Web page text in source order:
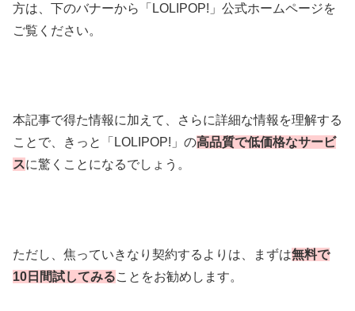
方は、下のバナーから「LOLIPOP!」公式ホームページを
ご覧ください。
本記事で得た情報に加えて、さらに詳細な情報を理解する
ことで、きっと「LOLIPOP!」の高品質で低価格なサービ
スに驚くことになるでしょう。
ただし、焦っていきなり契約するよりは、まずは無料で
10日間試してみることをお勧めします。